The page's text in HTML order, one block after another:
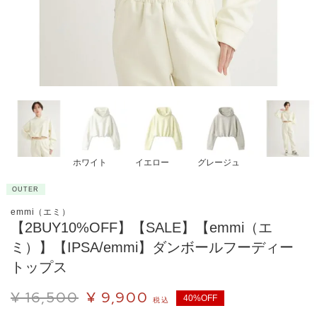
ホワイト イエロー グレージュ
OUTER
emmi（エミ）
【2BUY10%OFF】【SALE】【emmi（エ
ミ）】【IPSA/emmi】ダンボールフーディー
トップス
¥ 16,500 ¥ 9,900 税込 40%OFF